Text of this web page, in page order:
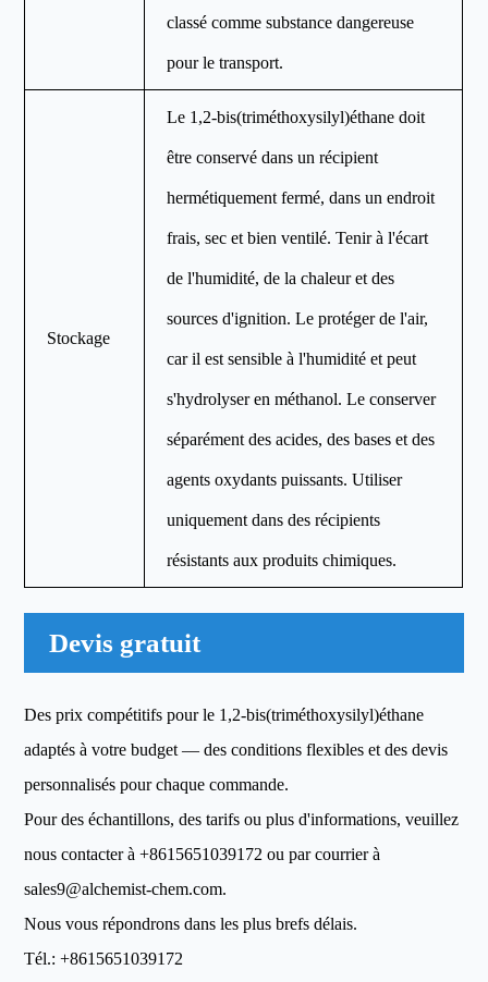
classé comme substance dangereuse
pour le transport.
Stockage
Le 1,2-bis(triméthoxysilyl)éthane doit
être conservé dans un récipient
hermétiquement fermé, dans un endroit
frais, sec et bien ventilé. Tenir à l'écart
de l'humidité, de la chaleur et des
sources d'ignition. Le protéger de l'air,
car il est sensible à l'humidité et peut
s'hydrolyser en méthanol. Le conserver
séparément des acides, des bases et des
agents oxydants puissants. Utiliser
uniquement dans des récipients
résistants aux produits chimiques.
Devis gratuit
Des prix compétitifs pour le 1,2-bis(triméthoxysilyl)éthane
adaptés à votre budget — des conditions flexibles et des devis
personnalisés pour chaque commande.
Pour des échantillons, des tarifs ou plus d'informations, veuillez
nous contacter à+8615651039172 ou par courrier à
sales9@alchemist-chem.com.
Nous vous répondrons dans les plus brefs délais.
Tél.:+8615651039172